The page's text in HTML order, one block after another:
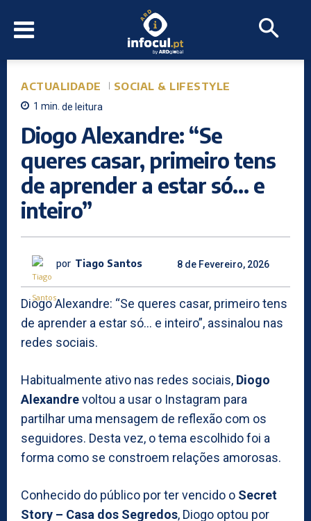
ACTUALIDADE SOCIAL & LIFESTYLE
1 min. de leitura
Diogo Alexandre: “Se
queres casar, primeiro tens
de aprender a estar só… e
inteiro”
por Tiago Santos 8 de Fevereiro, 2026
Diogo Alexandre: “Se queres casar, primeiro tens
de aprender a estar só… e inteiro”, assinalou nas
redes sociais.
Habitualmente ativo nas redes sociais, Diogo
Alexandrevoltou a usar o Instagram para
partilhar uma mensagem de reflexão com os
seguidores. Desta vez, o tema escolhido foi a
forma como se constroem relações amorosas.
Conhecido do público por ter vencido o Secret
Story – Casa dos Segredos, Diogo optou por